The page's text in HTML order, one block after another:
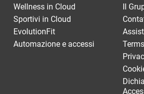
Wellness in Cloud
Sportivi in Cloud
EvolutionFit
Automazione e accessi
Il